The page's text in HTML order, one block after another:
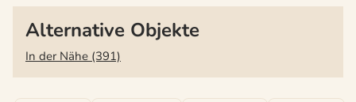
Alternative Objekte
In der Nähe (391)